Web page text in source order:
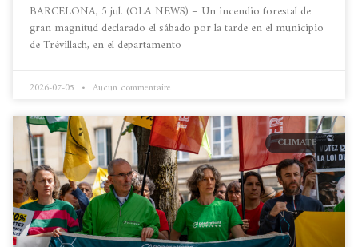
BARCELONA, 5 jul. (OLA NEWS) – Un incendio forestal de
gran magnitud declarado el sábado por la tarde en el municipio
de Trévillach, en el departamento
2026-07-05 Aucun commentaire
CLIMATE